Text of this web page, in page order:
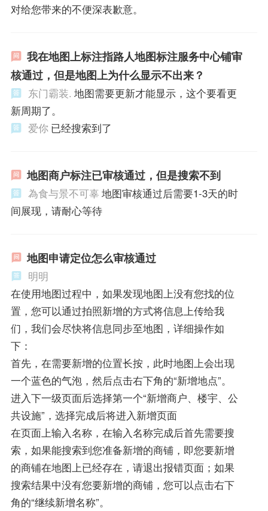
对给您带来的不便深表歉意。
我在地图上标注指路人地图标注服务中心铺审
核通过，但是地图上为什么显示不出来？
东门霸装. 地图需要更新才能显示，这个要看更
新周期了。
爱你 已经搜索到了
地图商户标注已审核通过，但是搜索不到
為食与景不可辜 地图审核通过后需要1-3天的时
间展现，请耐心等待
地图申请定位怎么审核通过
明明
在使用地图过程中，如果发现地图上没有您找的位
置，您可以通过拍照新增的方式将信息上传给我
们，我们会尽快将信息同步至地图，详细操作如
下：
首先，在需要新增的位置长按，此时地图上会出现
一个蓝色的气泡，然后点击右下角的“新增地点”。
进入下一级页面后选择第一个“新增商户、楼宇、公
共设施”，选择完成后将进入新增页面
在页面上输入名称，在输入名称完成后首先需要搜
索，如果能搜索到您准备新增的商铺，即您要新增
的商铺在地图上已经存在，请退出报错页面；如果
搜索结果中没有您要新增的商铺，您可以点击右下
角的“继续新增名称”。